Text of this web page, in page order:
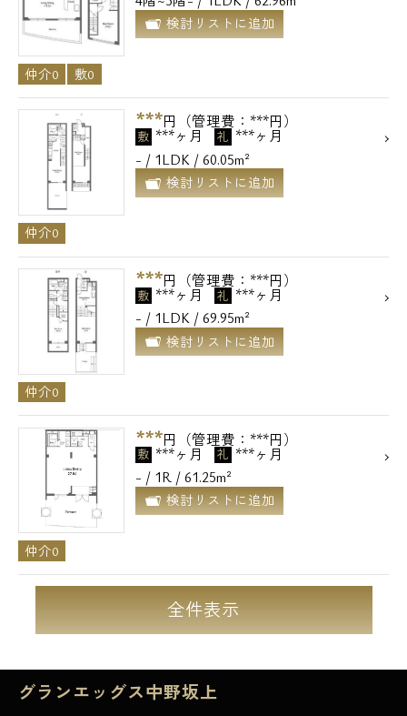
検討リストに追加
仲介0 敷0
***円（管理費：***円）
敷 ***ヶ月 礼 ***ヶ月
- / 1LDK / 60.05m²
検討リストに追加
仲介0
***円（管理費：***円）
敷 ***ヶ月 礼 ***ヶ月
- / 1LDK / 69.95m²
検討リストに追加
仲介0
***円（管理費：***円）
敷 ***ヶ月 礼 ***ヶ月
- / 1R / 61.25m²
検討リストに追加
仲介0
全件表示
グランエッグス中野坂上